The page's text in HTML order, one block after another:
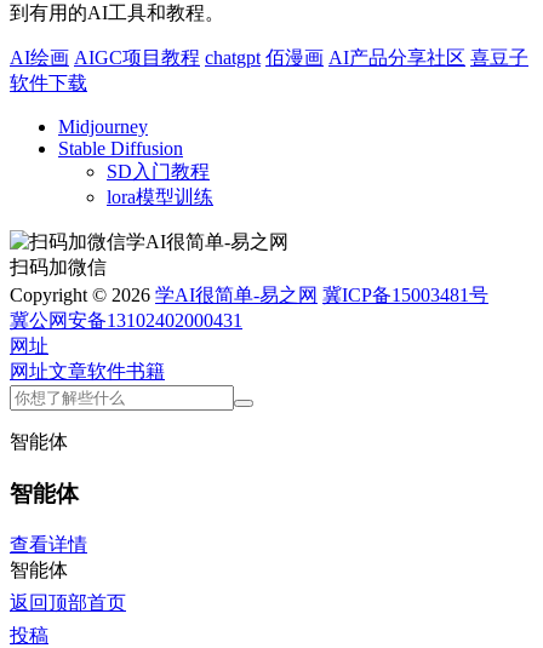
到有用的AI工具和教程。
AI绘画 AIGC项目教程 chatgpt 佰漫画 AI产品分享社区 喜豆子
软件下载
Midjourney
Stable Diffusion
SD入门教程
lora模型训练
扫码加微信
Copyright © 2026 学AI很简单-易之网 冀ICP备15003481号
冀公网安备13102402000431
网址
网址文章软件书籍
智能体
智能体
查看详情
智能体
返回顶部首页
投稿